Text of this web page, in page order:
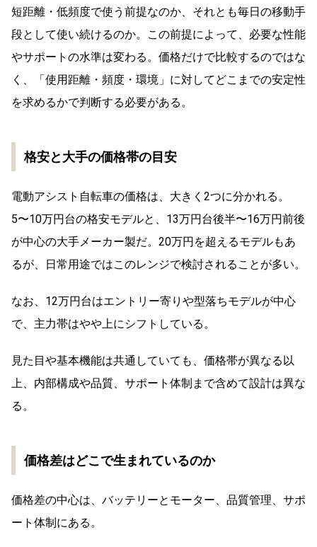
短距離・低頻度で使う前提なのか、それとも毎日の移動手
段として使い続けるのか。この前提によって、必要な性能
やサポートの水準は変わる。価格だけで比較するのではな
く、「使用距離・頻度・環境」に対してどこまでの安定性
を求めるかで判断する必要がある。
格安と大手の価格帯の目安
電動アシスト自転車の価格は、大きく2つに分かれる。
5〜10万円台の格安モデルと、13万円台後半〜16万円前後
が中心の大手メーカー製だ。20万円を超えるモデルもあ
るが、日常用途ではこのレンジで検討されることが多い。
なお、12万円台はエントリー寄りや型落ちモデルが中心
で、主力帯はやや上にシフトしている。
見た目や基本機能は共通していても、価格帯が異なる以
上、内部構成や品質、サポート体制まで含めて設計は異な
る。
価格差はどこで生まれているのか
価格差の中心は、バッテリーとモーター、品質管理、サポ
ート体制にある。